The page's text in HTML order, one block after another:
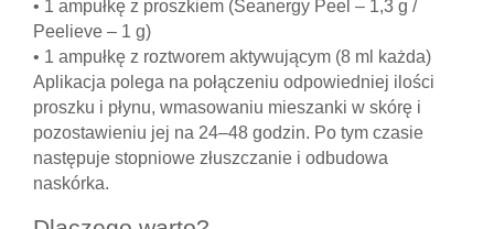
• 1 ampułkę z proszkiem (Seanergy Peel – 1,3 g /
Peelieve – 1 g)
• 1 ampułkę z roztworem aktywującym (8 ml każda)
Aplikacja polega na połączeniu odpowiedniej ilości
proszku i płynu, wmasowaniu mieszanki w skórę i
pozostawieniu jej na 24–48 godzin. Po tym czasie
następuje stopniowe złuszczanie i odbudowa
naskórka.